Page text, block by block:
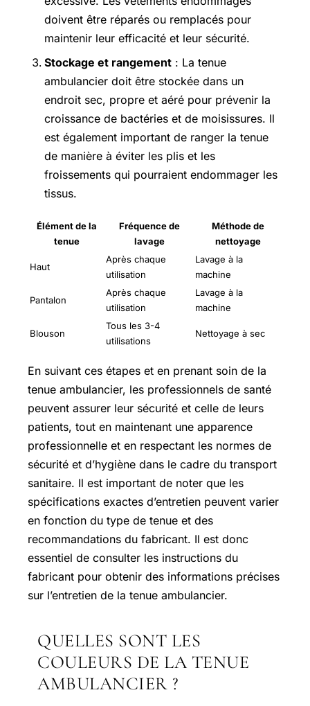
doivent être réparés ou remplacés pour
maintenir leur efficacité et leur sécurité.
Stockage et rangement : La tenue
ambulancier doit être stockée dans un
endroit sec, propre et aéré pour prévenir la
croissance de bactéries et de moisissures. Il
est également important de ranger la tenue
de manière à éviter les plis et les
froissements qui pourraient endommager les
tissus.
Élément de la
tenue
Fréquence de
lavage
Méthode de
nettoyage
Haut
Après chaque
utilisation
Lavage à la
machine
Pantalon
Après chaque
utilisation
Lavage à la
machine
Blouson
Tous les 3-4
utilisations
Nettoyage à sec
En suivant ces étapes et en prenant soin de la
tenue ambulancier, les professionnels de santé
peuvent assurer leur sécurité et celle de leurs
patients, tout en maintenant une apparence
professionnelle et en respectant les normes de
sécurité et d’hygiène dans le cadre du transport
sanitaire. Il est important de noter que les
spécifications exactes d’entretien peuvent varier
en fonction du type de tenue et des
recommandations du fabricant. Il est donc
essentiel de consulter les instructions du
fabricant pour obtenir des informations précises
sur l’entretien de la tenue ambulancier.
QUELLES SONT LES
COULEURS DE LA TENUE
AMBULANCIER ?